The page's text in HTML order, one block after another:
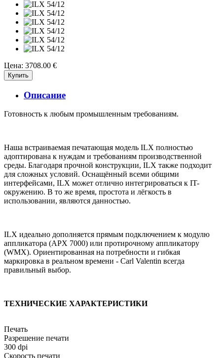
Цена: 3708.00 €
Описание
Готовность к любым промышленным требованиям.
Наша встраиваемая печатающая модель ILX полностью
адоптирована к нуждам и требованиям производственной
среды. Благодаря прочной конструкции, ILX также подходит
для сложных условий. Оснащённый всеми общими
интерфейсами, ILX может отлично интегрироваться к IT-
окружению. В то же время, простота и лёгкость в
использовании, являются данностью.
ILX идеально дополняется прямым подключением к модулю
аппликатора (APX 7000) или протирочному аппликатору
(WMX). Ориентированная на потребности и гибкая
маркировка в реальном времени - Carl Valentin всегда
правильный выбор.
ТЕХНИЧЕСКИЕ ХАРАКТЕРИСТИКИ
Печать
Разрешение печати
300 dpi
Скорость печати